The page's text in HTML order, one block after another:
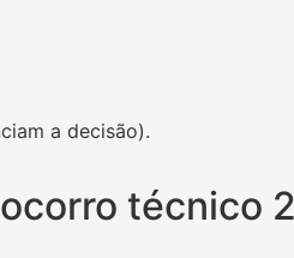
a decisão).
técnico